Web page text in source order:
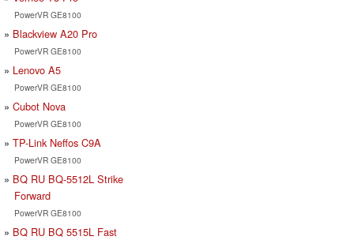
PowerVR GE8100
Blackview A20 Pro
PowerVR GE8100
Lenovo A5
PowerVR GE8100
Cubot Nova
PowerVR GE8100
TP-Link Neffos C9A
PowerVR GE8100
BQ RU BQ-5512L Strike
Forward
PowerVR GE8100
BQ RU BQ 5515L Fast